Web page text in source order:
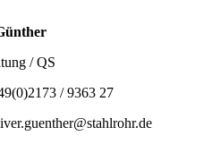
/ QS
/ 9363 27